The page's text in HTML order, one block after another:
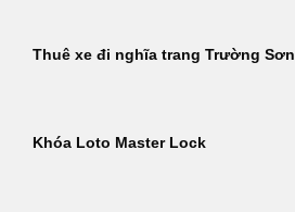
Thuê xe đi nghĩa trang Trường Sơn
Khóa Loto Master Lock